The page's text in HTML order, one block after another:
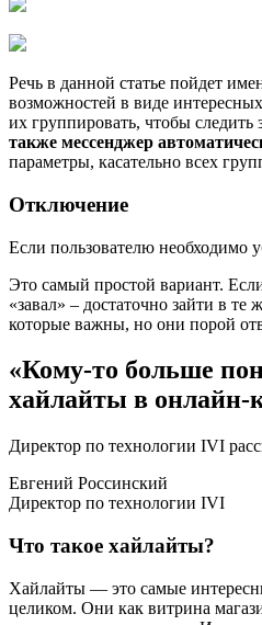
Речь в данной статье пойдет
возможностей в виде
их группировать, чтобы следить
также мессенджер
параметры, касательно всех
Отключение
Если пользователю необходимо
Это самый простой вариант.
«завал» – достаточно зайти в
которые важны, но они порой
«Кому-то больше
хайлайты в онлайн-
Директор по технологии IVI
Евгений Россинский
Директор по технологии IVI
Что такое хайлайты?
Хайлайты — это самые
целиком. Они как витрина